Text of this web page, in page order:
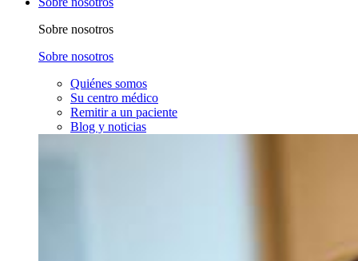
Sobre nosotros
Sobre nosotros
Quiénes somos
Su centro médico
Remitir a un paciente
Blog y noticias